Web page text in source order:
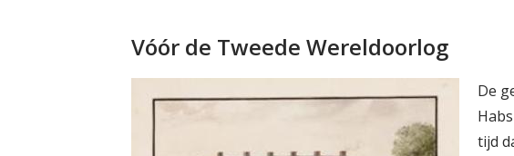
Vóór de Tweede Wereldoorlog
De
tijd